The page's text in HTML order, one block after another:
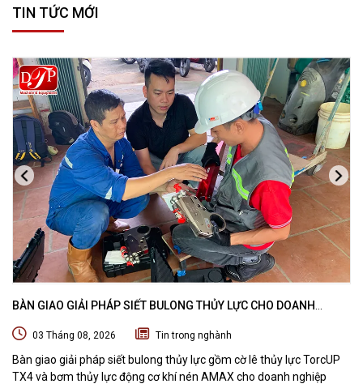
TIN TỨC MỚI
BÀN GIAO GIẢI PHÁP SIẾT BULONG THỦY LỰC CHO DOANH
03 Tháng 08, 2026 Tin trong nghành
Bàn giao giải pháp siết bulong thủy lực gồm cờ lê thủy lực TorcUP
TX4 và bơm thủy lực động cơ khí nén AMAX cho doanh nghiệp